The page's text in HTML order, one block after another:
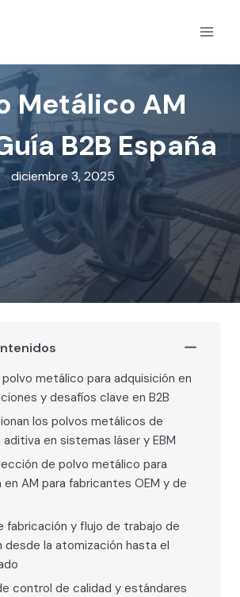
Metálico AM
B2B España
diciembre 3, 2025
metálico para adquisición en
y desafíos clave en B2B
los polvos metálicos de
en sistemas láser y EBM
de polvo metálico para
en AM para fabricantes OEM y de
fabricación y flujo de trabajo de
desde la atomización hasta el
control de calidad y estándares